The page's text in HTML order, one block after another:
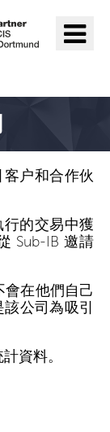
户和合作伙
的交易中獲
Sub-IB 邀請
會在他們自己
公司為吸引
資料。